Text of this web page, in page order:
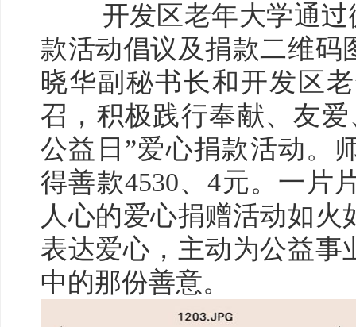
开发区老年大学通
款活动倡议及捐款二维码
晓华副秘书长和开发区
召，积极践行奉献、友
公益日”爱心捐款活动。
得善款4530、4元。一片
人心的爱心捐赠活动如
表达爱心，主动为公益事
中的那份善意。